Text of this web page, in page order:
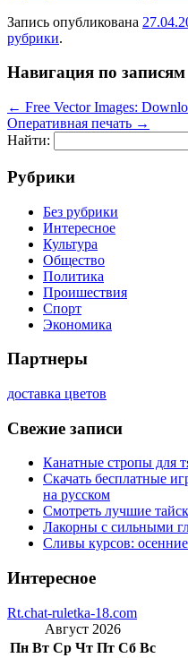
Запись опубликована
рубрики.
Навигация по записям
← Free Vector Images:
Оперативная печать →
Найти:
Рубрики
Без рубрики
Интересное
Культура
Общество
Политика
Проишествия
Спорт
Экономика
Партнеры
доставка цветов
Свежие записи
Канатные стропы для
Скачать бесплатные
на русском
Смотреть лучшие
Лакорны с сильными
Сливы курсов:
Интересное
Rt.chat-ruletka-18.com
Август 2026
Пн Вт Ср Чт Пт Сб Вс